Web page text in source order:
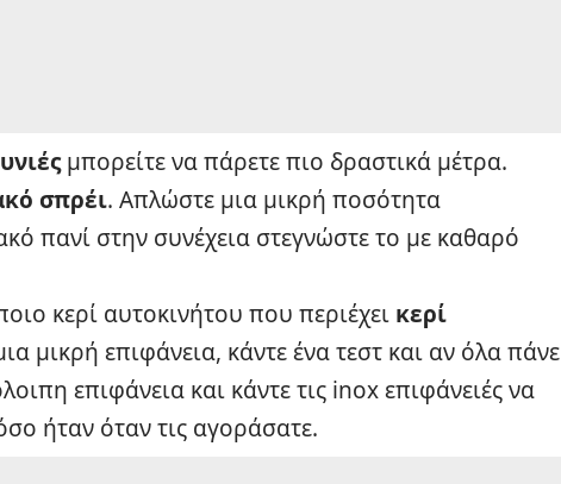
μπορείτε να πάρετε πιο δραστικά μέτρα.
σπρέι. Απλώστε μια μικρή ποσότητα
πανί στην συνέχεια στεγνώστε το με καθαρό
κερί αυτοκινήτου που περιέχει κερί
μικρή επιφάνεια, κάντε ένα τεστ και αν όλα πάνε
επιφάνεια και κάντε τις inox επιφάνειές να
ήταν όταν τις αγοράσατε.